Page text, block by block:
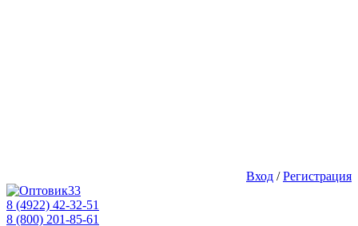
Вход /Регистрация
8 (4922) 42-32-51
8 (800) 201-85-61